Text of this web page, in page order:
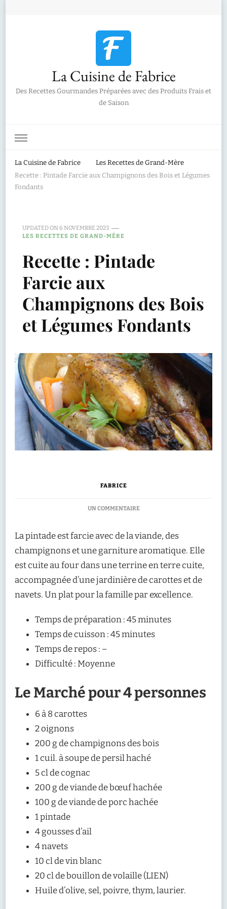
La Cuisine de Fabrice
Des Recettes Gourmandes Préparées avec des Produits Frais et
de Saison
La Cuisine de Fabrice
Les Recettes de Grand-Mère
Recette : Pintade Farcie aux Champignons des Bois et Légumes
Fondants
UPDATED ON6 NOVEMBRE 2023
LES RECETTES DE GRAND-MÈRE
Recette : Pintade
Farcie aux
Champignons des Bois
et Légumes Fondants
FABRICE
UN COMMENTAIRESUR
PINTADE
AUX
CHAMPIGNONS
DES
BOIS
ET
La pintade est farcie avec de la viande, des
champignons et une garniture aromatique. Elle
est cuite au four dans une terrine en terre cuite,
accompagnée d’une jardinière de carottes et de
navets. Un plat pour la famille par excellence.
Temps de préparation : 45 minutes
Temps de cuisson : 45 minutes
Temps de repos : –
Difficulté : Moyenne
Le Marché pour 4 personnes
6 à 8 carottes
2 oignons
200 g de champignons des bois
1 cuil. à soupe de persil haché
5 cl de cognac
200 g de viande de bœuf hachée
100 g de viande de porc hachée
1 pintade
4 gousses d’ail
4 navets
10 cl de vin blanc
20 cl de bouillon de volaille (LIEN)
Huile d’olive, sel, poivre, thym, laurier.